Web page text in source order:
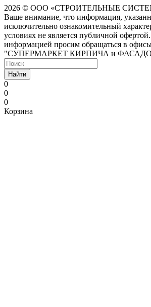
2026 © ООО «СТРОИТЕЛЬНЫЕ
Ваше внимание, что информация,
исключительно ознакомительный
условиях не является публичной
информацией просим обращаться в
"СУПЕРМАРКЕТ КИРПИЧА и
Найти
0
0
0
Корзина